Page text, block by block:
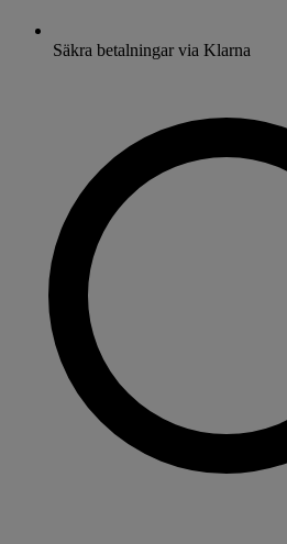
Säkra betalningar via Klarna